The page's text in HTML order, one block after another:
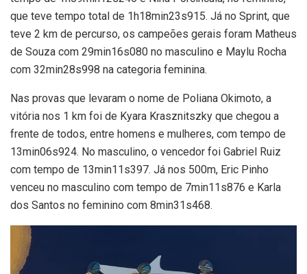
que teve tempo total de 1h18min23s915. Já no Sprint, que
teve 2 km de percurso, os campeões gerais foram Matheus
de Souza com 29min16s080 no masculino e Maylu Rocha
com 32min28s998 na categoria feminina.
Nas provas que levaram o nome de Poliana Okimoto, a
vitória nos 1 km foi de Kyara Krasznitszky que chegou a
frente de todos, entre homens e mulheres, com tempo de
13min06s924. No masculino, o vencedor foi Gabriel Ruiz
com tempo de 13min11s397. Já nos 500m, Eric Pinho
venceu no masculino com tempo de 7min11s876 e Karla
dos Santos no feminino com 8min31s468.